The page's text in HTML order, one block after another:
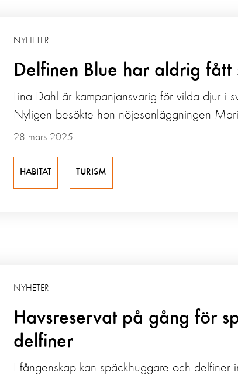
Delfinen Blue har aldrig fått
NYHETER
28 mars 2025
Lina Dahl är kampanjansvarig för vilda djur i
Nyligen besökte hon nöjesanläggningen
HABITAT TURISM
Havsreservat på gång för
delfiner
NYHETER
I fångenskap kan späckhuggare och delfiner